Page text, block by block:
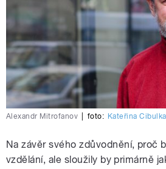
Alexandr Mitrofanov foto: Kateřina Cibulka
Na závěr svého zdůvodnění, proč
vzdělání, ale sloužily by primárně